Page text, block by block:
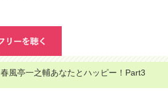
春風亭一之輔あなたとハッピー！Part3